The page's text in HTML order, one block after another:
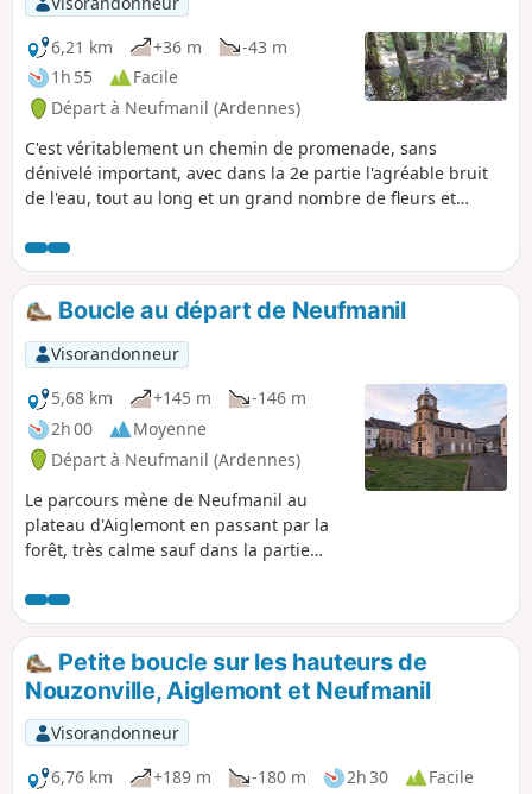
6,21 km
+36 m
-43 m
1h 55
Facile
Départ à Neufmanil (Ardennes)
C'est véritablement un chemin de promenade, sans
dénivelé important, avec dans la 2e partie l'agréable bruit
de l'eau, tout au long et un grand nombre de fleurs et
Très appréciable par temps chaud car parcours ombragé ou
semi-ombragé tout le long, une réelle fraîcheur est même
perceptible ainsi que des parfums de fleurs ou de pins
(dans la 2e partie).
Boucle au départ de Neufmanil
Visorandonneur
5,68 km
+145 m
-146 m
2h 00
Moyenne
Départ à Neufmanil (Ardennes)
Le parcours mène de Neufmanil au
plateau d'Aiglemont en passant par la
forêt, très calme sauf dans la partie
randonnée par la visite du cimetière et
de l'Église Saint-Côme et Saint-Damien
de Neufmanil.
Petite boucle sur les hauteurs de
Nouzonville, Aiglemont et Neufmanil
Visorandonneur
6,76 km
+189 m -180 m 2h 30
Facile